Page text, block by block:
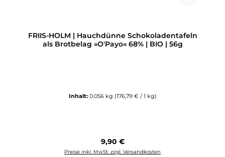
FRIIS-HOLM | Hauchdünne Schokoladentafeln
als Brotbelag »O'Payo« 68% | BIO | 56g
Inhalt: 0.056 kg (176,79 € / 1 kg)
Regulärer Preis:
9,90 €
Preise inkl. MwSt. zzgl. Versandkosten